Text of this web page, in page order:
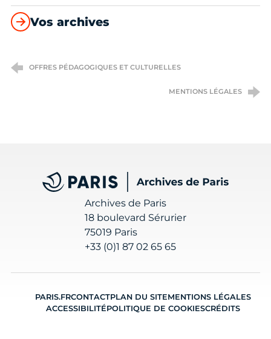
Vos archives
OFFRES PÉDAGOGIQUES ET CULTURELLES
MENTIONS LÉGALES
Archives de Paris
Archives de Paris
18 boulevard Sérurier
75019 Paris
+33 (0)1 87 02 65 65
PARIS.FRCONTACTPLAN DU SITEMENTIONS LÉGALES
ACCESSIBILITÉPOLITIQUE DE COOKIESCRÉDITS